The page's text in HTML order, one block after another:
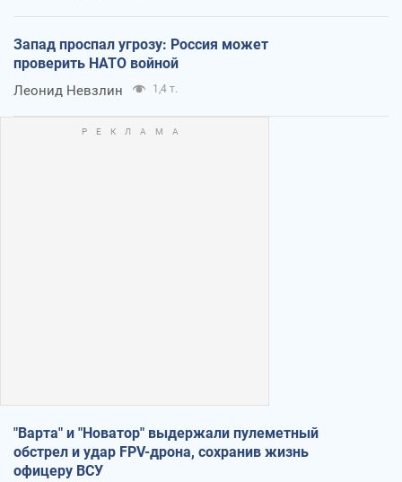
Запад проспал угрозу: Россия может
проверить НАТО войной
Леонид Невзлин 1,4 т.
"Варта" и "Новатор" выдержали пулеметный
обстрел и удар FPV-дрона, сохранив жизнь
офицеру ВСУ